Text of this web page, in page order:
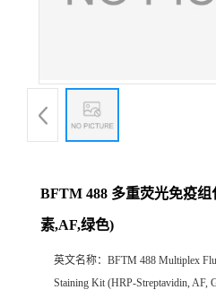
BFTM 488 多重荧光免疫
素,AF,绿色)
英文名称： BFTM 488 Multiplex
Staining Kit (HRP-Streptavidin, AF,